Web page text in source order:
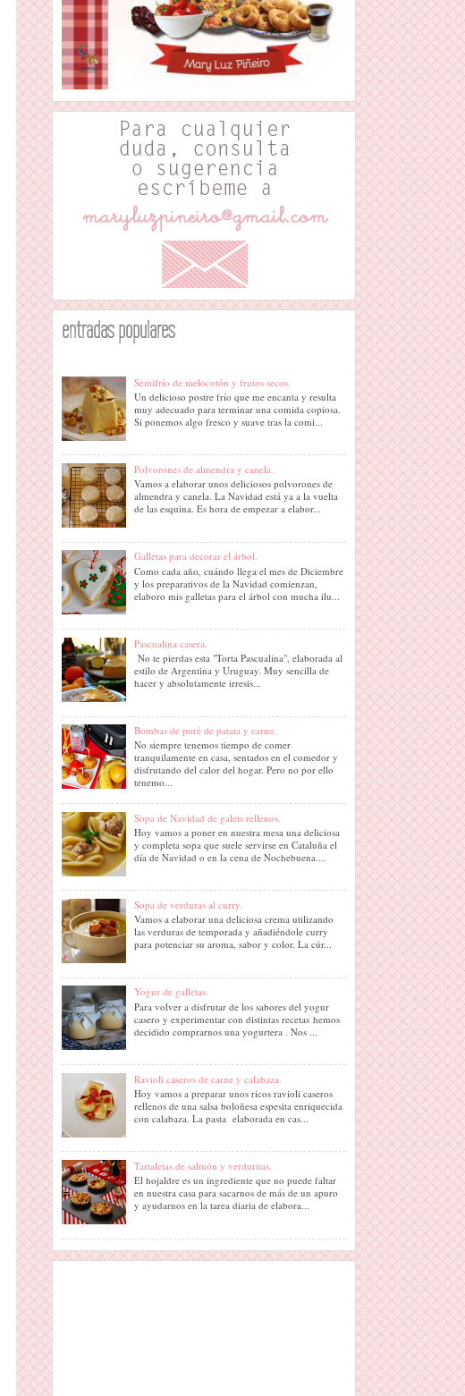
entradas populares
Semifrío de melocotón y frutos secos.
Un delicioso postre frío que me encanta y resulta
muy adecuado para terminar una comida copiosa.
Si ponemos algo fresco y suave tras la comi...
Polvorones de almendra y canela.
Vamos a elaborar unos deliciosos polvorones de
almendra y canela. La Navidad está ya a la vuelta
de las esquina. Es hora de empezar a elabor...
Galletas para decorar el árbol.
Como cada año, cuándo llega el mes de Diciembre
y los preparativos de la Navidad comienzan,
elaboro mis galletas para el árbol con mucha ilu...
Pascualina casera.
No te pierdas esta "Torta Pascualina", elaborada al
estilo de Argentina y Uruguay. Muy sencilla de
hacer y absolutamente irresis...
Bombas de puré de patata y carne.
No siempre tenemos tiempo de comer
tranquilamente en casa, sentados en el comedor y
disfrutando del calor del hogar. Pero no por ello
tenemo...
Sopa de Navidad de galets rellenos.
Hoy vamos a poner en nuestra mesa una deliciosa
y completa sopa que suele servirse en Cataluña el
día de Navidad o en la cena de Nochebuena....
Sopa de verduras al curry.
Vamos a elaborar una deliciosa crema utilizando
las verduras de temporada y añadiéndole curry
para potenciar su aroma, sabor y color. La cúr...
Yogur de galletas.
Para volver a disfrutar de los sabores del yogur
casero y experimentar con distintas recetas hemos
decidido comprarnos una yogurtera . Nos ...
Ravioli caseros de carne y calabaza.
Hoy vamos a preparar unos ricos ravioli caseros
rellenos de una salsa boloñesa espesita enriquecida
con calabaza. La pasta elaborada en cas...
Tartaletas de salmón y verduritas.
El hojaldre es un ingrediente que no puede faltar
en nuestra casa para sacarnos de más de un apuro
y ayudarnos en la tarea diaria de elabora...